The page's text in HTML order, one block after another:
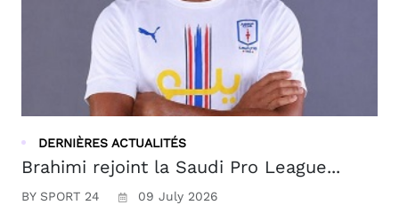
DERNIÈRES ACTUALITÉS
Brahimi rejoint la Saudi Pro League...
BY SPORT 24 09 July 2026